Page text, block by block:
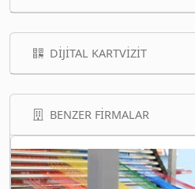
DIJITAL KARTVIZIT
BENZER FIRMALAR